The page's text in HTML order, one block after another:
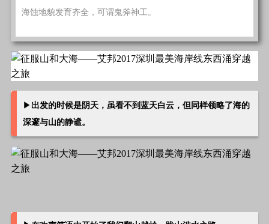
海蚀地貌发育齐全，可谓鬼斧神工。
▶ 出发的时候是阴天，虽看不到蓝天白云，但同样领略了海的
深邃与山的静谧。